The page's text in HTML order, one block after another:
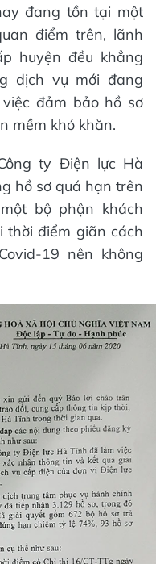
đang tồn tại một
điểm trên, lãnh
huyện đều khẳng
dịch vụ mới đang
đảm bảo hồ sơ
mềm khó khăn.
ty Điện lực Hà
hồ sơ quá hạn trên
bộ phận khách
thời điểm giãn cách
19 nên không